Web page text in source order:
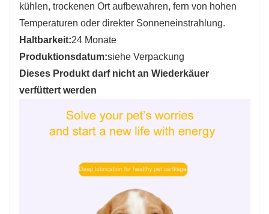
kühlen, trockenen Ort aufbewahren, fern von hohen
Temperaturen oder direkter Sonneneinstrahlung.
Haltbarkeit:24 Monate
Produktionsdatum:siehe Verpackung
Dieses Produkt darf nicht an Wiederkäuer
verfüttert werden